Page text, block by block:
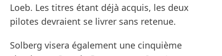
Loeb. Les titres étant déjà acquis, les deux
pilotes devraient se livrer sans retenue.
Solberg visera également une cinquième